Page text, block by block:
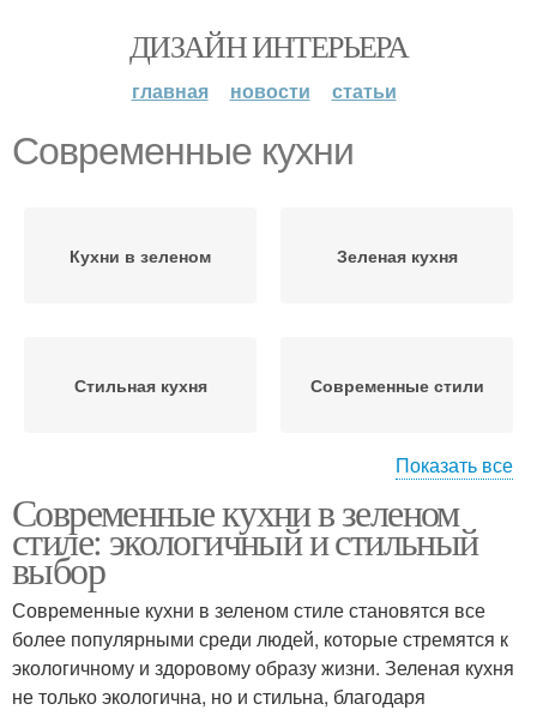
ДИЗАЙН ИНТЕРЬЕРА
главная новости статьи
Современные кухни
Кухни в зеленом Зеленая кухня
Стильная кухня Современные стили
Фасады для кухни Кухня по сравнению
Зеленые кухни Кухни на заказ
Показать все
Современные кухни в зеленом
стиле: экологичный и стильный
выбор
Современные кухни в зеленом стиле становятся все
более популярными среди людей, которые стремятся к
экологичному и здоровому образу жизни. Зеленая кухня
не только экологична, но и стильна, благодаря